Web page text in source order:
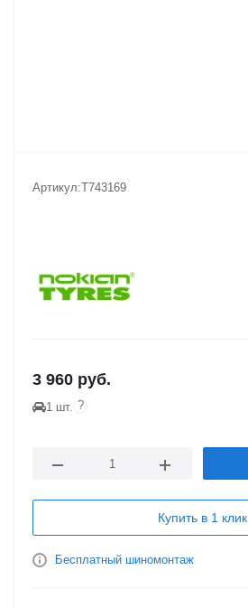
Артикул:T743169
3 960 руб.
1 шт. ?
Купить в 1 клик
Бесплатный шиномонтаж